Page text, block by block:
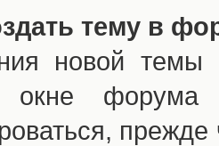
тему в
новой темы
окне